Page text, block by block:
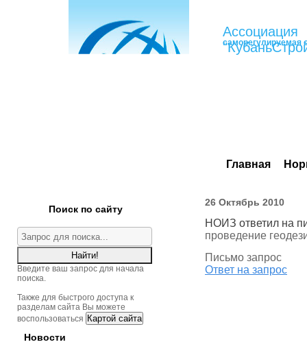
Ассоциация
саморегулируемая
Главная
Поиск по сайту
Введите ваш запрос для начала
поиска.
Также для быстрого доступа к
разделам сайта Вы можете
воспользоваться Картой сайта
Новости
26 Октябрь 2010
НОИЗ ответил на
проведение
Письмо запрос
Ответ на запрос